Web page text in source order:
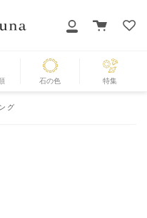
マ
カ
石の色 特集
グ